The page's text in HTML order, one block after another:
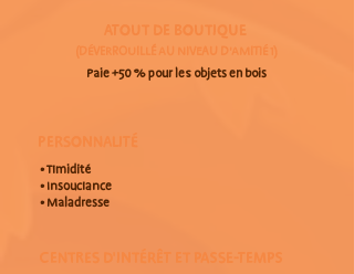
ATOUT DE BOUTIQUE
(DÉVERROUILLÉ AU NIVEAU D'AMITIÉ 1)
Paie +50 % pour les objets en bois
PERSONNALITÉ
• Timidité
• Insouciance
• Maladresse
CENTRES D'INTÉRÊT ET PASSE-TEMPS